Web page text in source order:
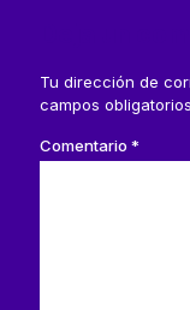
Tu dirección de
campos
Comentario *